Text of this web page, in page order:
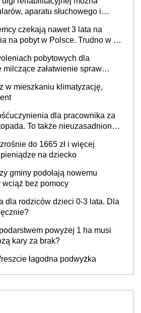
aparatu słuchowego i
czekają nawet 3 lata na
na pobyt w Polsce. Trudno w to
pobytowych dla
milczące załatwienie spraw
w mieszkaniu klimatyzację,
dla pracownika za
To także nieuzasadniona
do 1665 zł i więcej
na dziecko
gminy podołają nowemu
bez pomocy
dla rodziców dzieci 0-3 lata. Dla
powyżej 1 ha musi
kary za brak?
łagodna podwyżka